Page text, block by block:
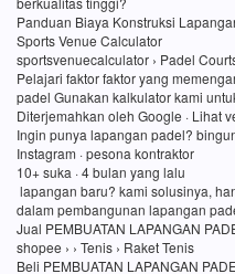
Panduan Biaya Konstruksi
Sports Venue Calculator
sportsvenuecalculator › Padel
Pelajari faktor faktor yang
padel Gunakan kalkulator kami
Diterjemahkan oleh Google · Lihat
Ingin punya lapangan padel?
Instagram · pesona kontraktor
10+ suka · 4 bulan yang lalu
lapangan baru? kami solusinya,
dalam pembangunan lapangan
Jual PEMBUATAN LAPANGAN
shopee › › Tenis › Raket Tenis
Beli PEMBUATAN LAPANGAN